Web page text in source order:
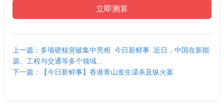
上一篇：多项硬核突破集中亮相 今日新鲜事 近日，中国在新能
源、工程与交通等多个领域...
下一篇：【今日新鲜事】香港青山发生谋杀及纵火案